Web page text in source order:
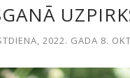
2022. GADA 8.